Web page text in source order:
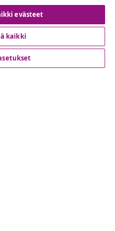
tilaus
evästeet
kaikki